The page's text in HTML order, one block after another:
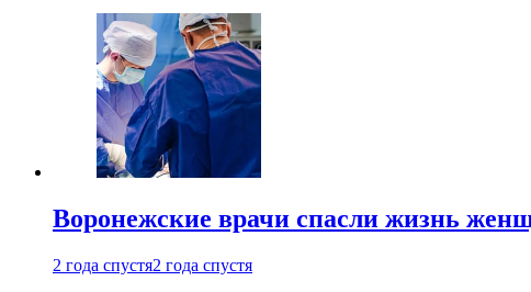
Воронежские врачи спасли жизнь
2 года спустя2 года спустя